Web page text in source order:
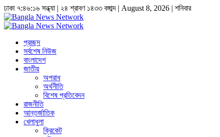
ঢাকা ৭:৪৬:১৭ সন্ধ্যা | ২৪ শ্রাবণ ১৪৩৩ বঙ্গাব্দ | August 8, 2026 | শনিবার
প্রচ্ছদ
সর্বশেষ নিউজ
বাংলাদেশ
জাতীয়
অপরাধ
অর্থনীতি
বিশেষ প্রতিবেদন
রাজনীতি
আন্তর্জাতিক
খেলাধুলা
ক্রিকেট